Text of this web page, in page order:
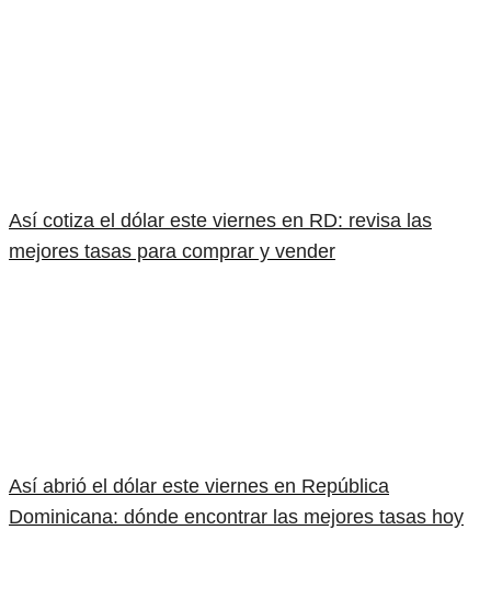
Así cotiza el dólar este viernes en RD: revisa las
mejores tasas para comprar y vender
Así abrió el dólar este viernes en República
Dominicana: dónde encontrar las mejores tasas hoy